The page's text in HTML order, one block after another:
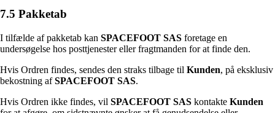
7.5 Pakketab
I tilfælde af pakketab kan SPACEFOOT SAS foretage en
undersøgelse hos posttjenester eller fragtmanden for at finde den.
Hvis Ordren findes, sendes den straks tilbage til Kunden, på eksklusiv
bekostning afSPACEFOOT SAS.
Hvis Ordren ikke findes, vil SPACEFOOT SAS kontakte Kunden